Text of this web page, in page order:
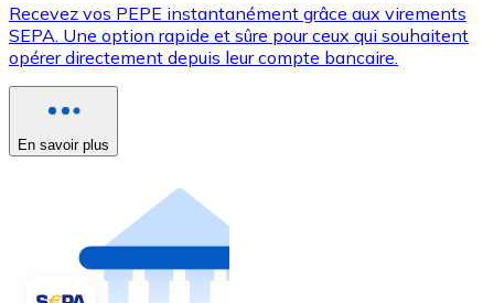
Recevez vos PEPE instantanément grâce aux virements
SEPA. Une option rapide et sûre pour ceux qui souhaitent
opérer directement depuis leur compte bancaire.
En savoir plus